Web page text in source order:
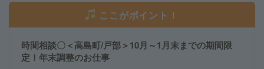
ここがポイント！
時間相談〇＜高島町/戸部＞10月～1月末までの期間限
定！年末調整のお仕事